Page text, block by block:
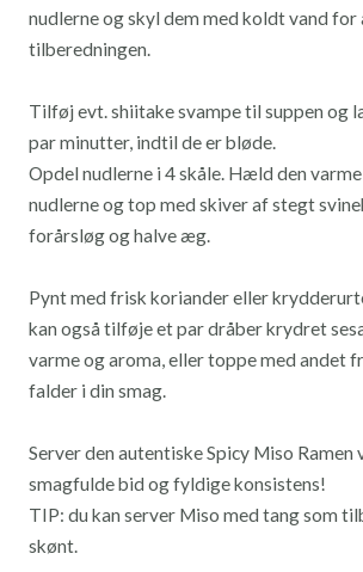
nudlerne og skyl dem med koldt vand for
tilberedningen.
Tilføj evt. shiitake svampe til suppen og
par minutter, indtil de er bløde.
Opdel nudlerne i 4 skåle. Hæld den
nudlerne og top med skiver af stegt
forårsløg og halve æg.
Pynt med frisk koriander eller
kan også tilføje et par dråber krydret
varme og aroma, eller toppe med andet
falder i din smag.
Server den autentiske Spicy Miso Ramen
smagfulde bid og fyldige konsistens!
TIP: du kan server Miso med tang som
skønt.